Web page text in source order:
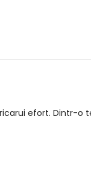
oricarui efort.